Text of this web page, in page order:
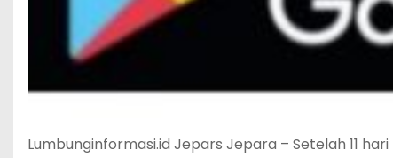
Lumbunginformasi.id Jepars Jepara – Setelah 11